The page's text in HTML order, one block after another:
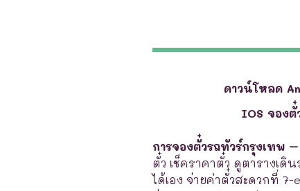
ดาวน์โหลด
IOS จองตั๋
การจองตั๋วรถทัวร์กรุงเทพ
ตั๋ว เช็คราคาตั๋ว ดูตารางเดิ
ได้เอง จ่ายค่าตั๋วสะดวกที่